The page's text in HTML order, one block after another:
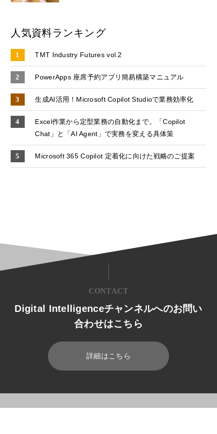
人気資料ランキング
TMT Industry Futures vol.2
PowerApps 座席予約アプリ簡易構築マニュアル
生成AI活用！Microsoft Copilot Studioで業務効率化
Excel作業から定型業務の自動化まで。「Copilot
Chat」と「AI Agent」で実務を変える具体策
Microsoft 365 Copilot 定着化に向けた戦略のご提案
CONTACT
Digital Intelligenceチャンネルへのお問い
合わせはこちら
詳細はこちら